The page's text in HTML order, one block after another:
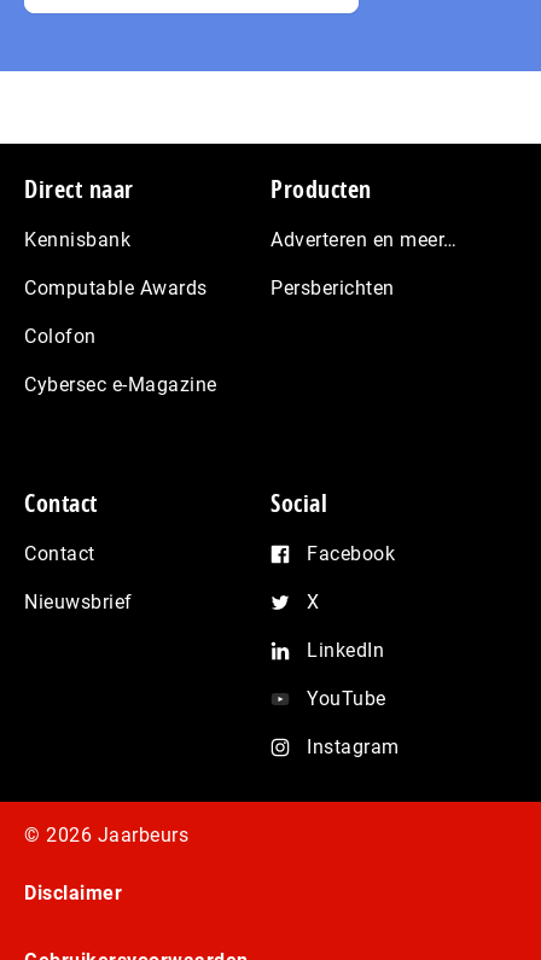
Footer
Direct naar
Kennisbank
Computable Awards
Colofon
Cybersec e-Magazine
Producten
Adverteren en meer…
Persberichten
Contact
Contact
Nieuwsbrief
Social
Facebook
X
LinkedIn
YouTube
Instagram
© 2026 Jaarbeurs
Disclaimer